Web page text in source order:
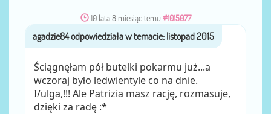
10 lata 8 miesiąc temu #1015077
przezagadzie84
Ściągnęłam pół butelki pokarmu już...a
wczoraj było ledwientyle co na dnie.
I/ulga,!!! Ale Patrizia masz rację, rozmasuje,
dzięki za radę :*